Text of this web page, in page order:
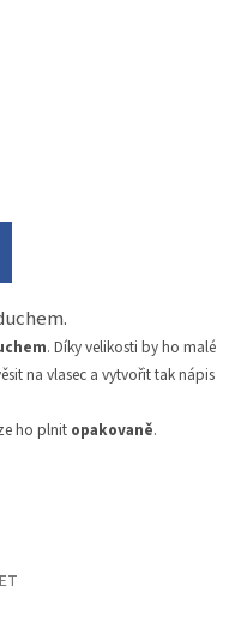
. Díky velikosti by ho malé
na vlasec a vytvořit tak nápis
ho plnit opakovaně.